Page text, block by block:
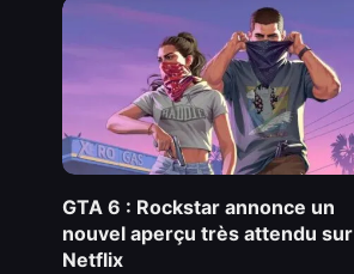
GTA 6 : Rockstar annonce un
nouvel aperçu très attendu sur
Netflix